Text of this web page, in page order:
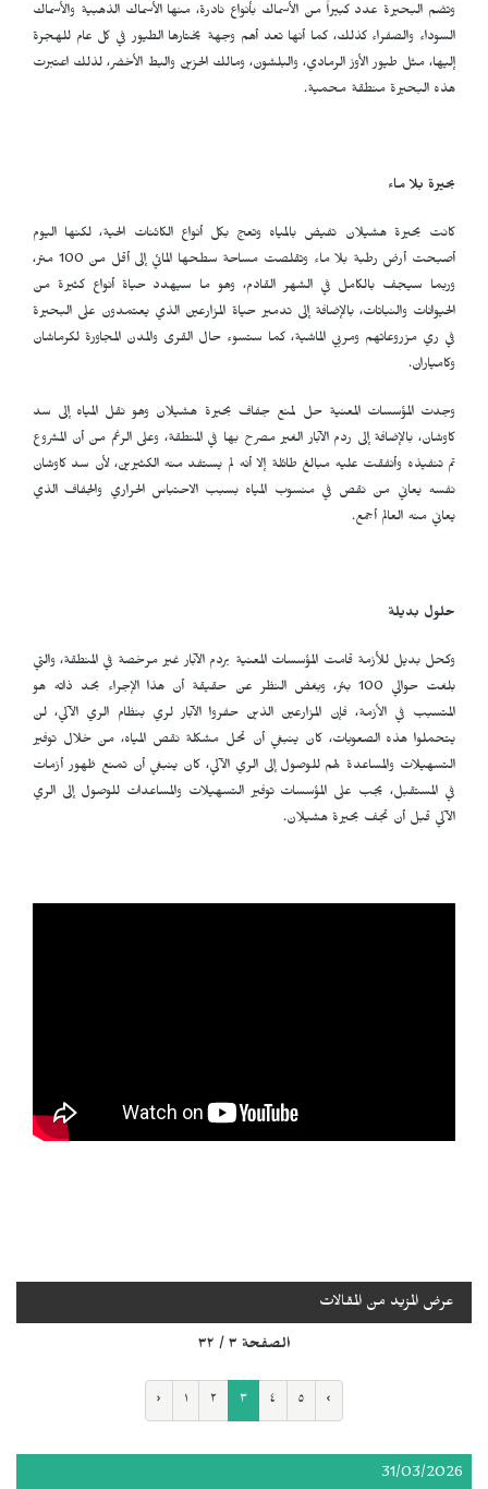
وتضم البحيرة عدد كبيراً من الأسماك بأنواع نادرة، منها الأسماك الذهبية والأسماك
السوداء والصفراء كذلك، كما أنها تعد أهم وجهة يختارها الطيور في كل عام للهجرة
إليها، مثل طيور الأوز الرمادي، والبلشون، ومالك الحزين والبط الأخضر، لذلك اعتبرت
هذه البحيرة منطقة محمية.
بحيرة بلا ماء
كانت بحيرة هشيلان تفيض بالمياه وتعج بكل أنواع الكائنات الحية، لكنها اليوم
أصبحت أرض رطبة بلا ماء وتقلصت مساحة سطحها المائي إلى أقل من 100 متر،
وربما سيجف بالكامل في الشهر القادم، وهو ما سيهدد حياة أنواع كثيرة من
الحيوانات والنباتات، بالإضافة إلى تدمير حياة المزارعين الذي يعتمدون على البحيرة
في ري مزروعاتهم ومربي الماشية، كما ستسوء حال القرى والمدن المجاورة لكرماشان
وكامياران.
وجدت المؤسسات المعنية حل لمنع جفاف بحيرة هشيلان وهو نقل المياه إلى سد
كاوشان، بالإضافة إلى ردم الآبار الغير مصرح بها في المنطقة، وعلى الرغم من أن المشروع
تم تنفيذه وأنفقت عليه مبالغ طائلة إلا أنه لم يستفد منه الكثيرين، لأن سد كاوشان
نفسه يعاني من نقص في منسوب المياه بسبب الاحتباس الحراري والجفاف الذي
يعاني منه العالم أجمع.
حلول بديلة
وكحل بديل للأزمة قامت المؤسسات المعنية بردم الآبار غير مرخصة في المنطقة، والتي
بلغت حوالي 100 بئر، وبغض النظر عن حقيقة أن هذا الإجراء بحد ذاته هو
المتسبب في الأزمة، فإن المزارعين الذين حفروا الآبار لري بنظام الري الآلي، لن
يتحملوا هذه الصعوبات، كان ينبغي أن تحل مشكلة نقص المياه، من خلال توفير
التسهيلات والمساعدة لهم للوصول إلى الري الآلي، كان ينبغي أن تمنع ظهور أزمات
في المستقبل، يجب على المؤسسات توفير التسهيلات والمساعدات للوصول إلى الري
الآلي قبل أن تجف بحيرة هشيلان.
عرض المزيد من المقالات
الصفحة ٣ / ٣٢
‹ ١ ٢ ٣ ٤ ٥ ›
31/03/2026